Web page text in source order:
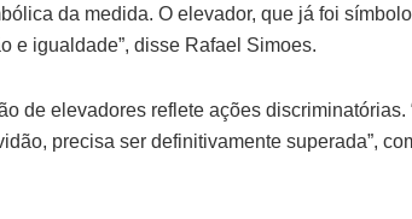
da medida. O elevador, que já foi
e igualdade”, disse Rafael Simoes.
de elevadores reflete ações discriminatórias.
precisa ser definitivamente superada”,